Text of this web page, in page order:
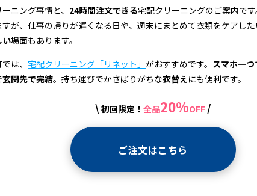
ニング事情と、 24時間注文できる宅配クリーニングのご案内で
が、仕事の帰りが遅くなる日や、週末にまとめて衣類をケアした
い場面もあります。
は、 宅配クリーニング「リネット」 がおすすめです。 スマホ一
玄関先で完結。持ち運びでかさばりがちな衣替えにも便利です。
\ 初回限定！ 全品20%OFF /
ご注文はこちら